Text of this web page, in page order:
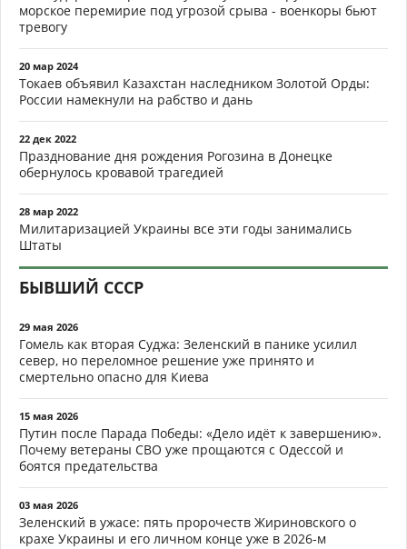
морское перемирие под угрозой срыва - военкоры бьют
тревогу
20 мар 2024
Токаев объявил Казахстан наследником Золотой Орды:
России намекнули на рабство и дань
22 дек 2022
Празднование дня рождения Рогозина в Донецке
обернулось кровавой трагедией
28 мар 2022
Милитаризацией Украины все эти годы занимались
Штаты
БЫВШИЙ СССР
29 мая 2026
Гомель как вторая Суджа: Зеленский в панике усилил
север, но переломное решение уже принято и
смертельно опасно для Киева
15 мая 2026
Путин после Парада Победы: «Дело идёт к завершению».
Почему ветераны СВО уже прощаются с Одессой и
боятся предательства
03 мая 2026
Зеленский в ужасе: пять пророчеств Жириновского о
крахе Украины и его личном конце уже в 2026-м